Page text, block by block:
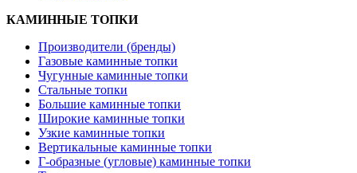
КАМИННЫЕ ТОПКИ
Производители (бренды)
Газовые каминные топки
Чугунные каминные топки
Стальные топки
Большие каминные топки
Широкие каминные топки
Узкие каминные топки
Вертикальные каминные топки
Г-образные (угловые) каминные топки